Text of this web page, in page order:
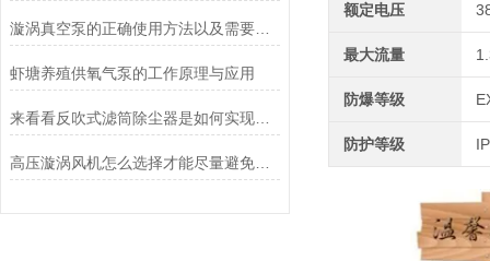
漩涡真空泵的正确使用方法以及需要注意的事项
虾塘养殖供氧气泵的工作原理与应用
来看看反吹式滤筒除尘器是如何实现除尘作用的
高压漩涡风机怎么选择才能尽量避免维修
额定电压
最大流量
防爆等级
防护等级